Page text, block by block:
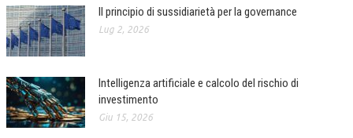
ECONOMIA DELL’ARTE
INTERNAZIONALIZZAZIONE
HUMAN RESOURCES
RISORSE UMANE
Il principio di sussidiarietà per la governance
Lug 2, 2026
Intelligenza artificiale e calcolo del rischio di
investimento
Giu 15, 2026